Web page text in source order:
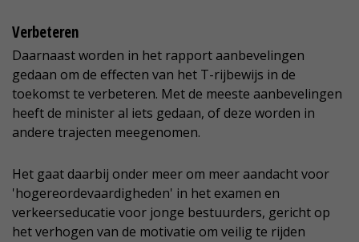
Verbeteren
Daarnaast worden in het rapport aanbevelingen
gedaan om de effecten van het T-rijbewijs in de
toekomst te verbeteren. Met de meeste aanbevelingen
heeft de minister al iets gedaan, of deze worden in
andere trajecten meegenomen.
Het gaat daarbij onder meer om meer aandacht voor
'hogereordevaardigheden' in het examen en
verkeerseducatie voor jonge bestuurders, gericht op
het verhogen van de motivatie om veilig te rijden